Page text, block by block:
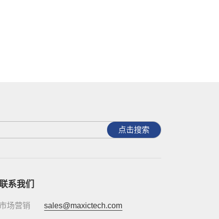
点击搜索
系我们
市场营销 sales@maxictech.com